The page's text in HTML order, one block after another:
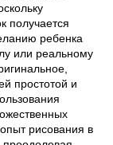
получается
ребенка
или реальному
простотой и
рисования в